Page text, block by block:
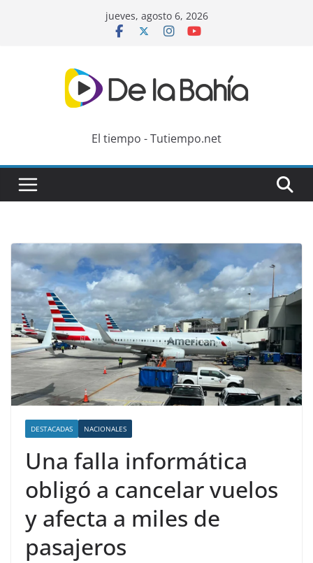
jueves, agosto 6, 2026
El tiempo - Tutiempo.net
DESTACADAS NACIONALES
Una falla informática
obligó a cancelar vuelos
y afecta a miles de
pasajeros